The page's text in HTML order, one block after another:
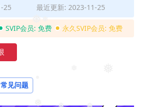
❅
❅
❅
25
最近更新: 2023-11-25
SVIP会员: 免费 永久SVIP会员: 免费
常见问题